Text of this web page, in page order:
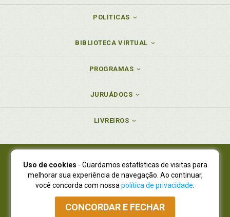
POLÍTICAS
BIBLIOTECA VIRTUAL
PROGRAMAS
JURUÁDOCS
LIVREIROS
Juruá Editora Ltda., CNPJ 77.535.508/0001-19
Juruá Informática Ltda., CNPJ 01.701.561/0001-80
NOVO ENDEREÇO:R. Flávio Dallegrave, 7665, São Lourenço |
Curitiba - Paraná - CEP 82210-310
Atendimento: (41) 4009-3900|Vendas Atacado: (41) 4009-3939
Uso de cookies - Guardamos estatísticas de visitas para
melhorar sua experiência de navegação. Ao continuar,
você concorda com nossa política de privacidade
CONCORDAR E FECHAR